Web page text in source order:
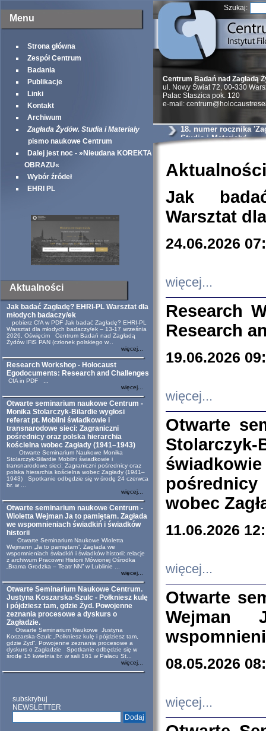
Menu
Strona główna
Zespół Centrum
Badania
Publikacje
Linki
Kontakt
Archiwum
Zagłada Żydów. Studia i Materiały
pismo naukowe Centrum
Dalej jest noc - »Nieudana KOREKTA
OBRAZU«
Wybór źródeł
EHRI PL
Aktualności
Jak badać Zagładę? EHRI-PL Warsztat dla
młodych badaczy/ek
pobierz CfA w PDF Jak badać Zagładę? EHRI-PL
Warsztat dla młodych badaczy/ek – 13-17 września
2026, Oświęcim Centrum Badań nad Zagładą
Żydów IFiS PAN (członek polskiego w...
więcej...
Research Workshop - Holocaust
Egodocuments: Research and Challenges
CfA in PDF ...
więcej...
Otwarte seminarium naukowe Centrum -
Monika Stolarczyk-Bilardie wygłosi
referat pt. Mobilni świadkowie i
transnarodowe sieci: Zagraniczni
pośrednicy oraz polska hierarchia
kościelna wobec Zagłady (1941–1943)
Otwarte Seminarium Naukowe Monika
Stolarczyk-Bilardie Mobilni świadkowie i
transnarodowe sieci: Zagraniczni pośrednicy oraz
polska hierarchia kościelna wobec Zagłady (1941–
1943) Spotkanie odbędzie się w środę 24 czerwca
br. w ...
więcej...
Otwarte seminarium naukowe Centrum -
Wioletta Wejman Ja to pamiętam. Zagłada
we wspomnieniach świadkiń i świadków
historii
Otwarte Seminarium Naukowe Wioletta
Wejmann „Ja to pamiętam”. Zagłada we
wspomnieniach świadkiń i świadków historii: relacje
z archiwum Pracowni Historii Mówionej Ośrodka
„Brama Grodzka – Teatr NN” w Lublinie ...
więcej...
Otwarte Seminarium Naukowe Centrum.
Justyna Koszarska-Szulc - Połkniesz kulę
i pójdziesz tam, gdzie Żyd. Powojenne
zeznania procesowe a dyskurs o
Zagładzie.
Otwarte Seminarium Naukowe Justyna
Koszarska-Szulc „Połkniesz kulę i pójdziesz tam,
gdzie Żyd”. Powojenne zeznania procesowe a
dyskurs o Zagładzie Spotkanie odbędzie się w
środę 15 kwietnia br. w sali 161 w Pałacu St...
więcej...
subskrybuj
NEWSLETTER
Szukaj:
Centrum Badań nad Zagładą
ul. Nowy Świat 72, 00-330
Palac Staszica pok. 120
e-mail:
18. numer rocznika
Studia i Materiały'
Aktualności
Jak
Warsztat
24.06.2026
więcej...
Research
Research
19.06.2026
więcej...
Otwarte
wobec
11.06.2026
więcej...
Otwarte
Wejman
08.05.2026
więcej...